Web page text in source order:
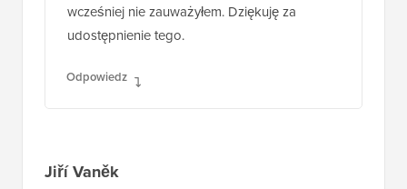
wcześniej nie zauważyłem. Dziękuję za
udostępnienie tego.
Odpowiedz
Jiří Vaněk